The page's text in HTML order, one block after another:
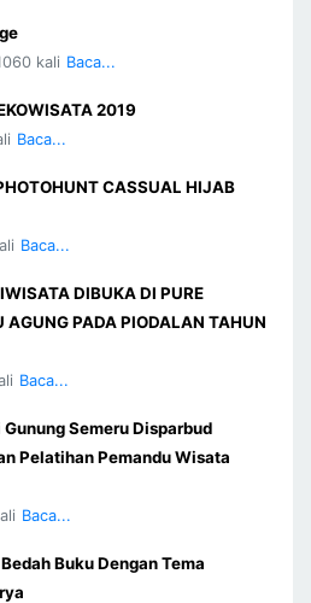
kali Baca...
2019
Baca...
CASSUAL HIJAB
Baca...
DIBUKA DI PURE
AGUNG PADA PIODALAN TAHUN
Baca...
Semeru Disparbud
Pelatihan Pemandu Wisata
Baca...
Buku Dengan Tema